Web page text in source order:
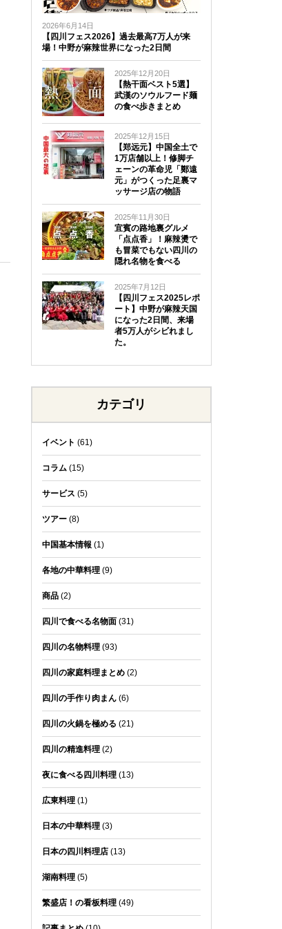
2026年6月14日
【四川フェス2026】過去最高7万人が来
場！中野が麻辣世界になった2日間
2025年12月20日
【熱干面ベスト5選】
武漢のソウルフード麺
の食べ歩きまとめ
2025年12月15日
【郑远元】中国全土で
1万店舗以上！修脚チ
ェーンの革命児「鄭遠
元」がつくった足裏マ
ッサージ店の物語
2025年11月30日
宜賓の路地裏グルメ
「点点香」！麻辣燙で
も冒菜でもない四川の
隠れ名物を食べる
2025年7月12日
【四川フェス2025レポ
ート】中野が麻辣天国
になった2日間、来場
者5万人がシビれまし
た。
カテゴリ
イベント (61)
コラム(15)
サービス (5)
ツアー(8)
中国基本情報 (1)
各地の中華料理(9)
商品(2)
四川で食べる名物面(31)
四川の名物料理(93)
四川の家庭料理まとめ(2)
四川の手作り肉まん(6)
四川の火鍋を極める (21)
四川の精進料理(2)
夜に食べる四川料理(13)
広東料理(1)
日本の中華料理(3)
日本の四川料理店(13)
湖南料理(5)
繁盛店！の看板料理(49)